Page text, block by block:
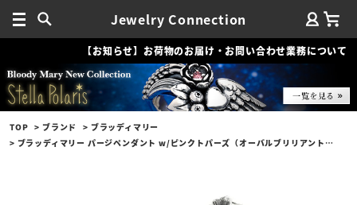
Jewelry Connection
【お知らせ】お荷物のお届け・お問い合わせ業務について
TOP ブランド
ブラッディマリー
ブラッディマリー パージペンダント w/ピンクトパーズ（オーバルブリリアントカット）